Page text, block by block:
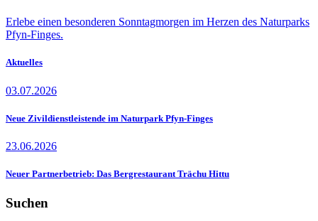
Erlebe einen besonderen Sonntagmorgen im Herzen des Naturparks
Pfyn-Finges.
Aktuelles
03.07.2026
Neue Zivildienstleistende im Naturpark Pfyn-Finges
23.06.2026
Neuer Partnerbetrieb: Das Bergrestaurant Trächu Hittu
Suchen